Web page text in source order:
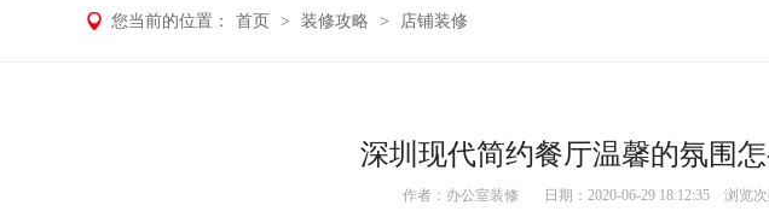
您当前的位置： 首页 > 装修攻略 > 店铺装修
深圳现代简约餐厅温馨的氛围
作者： 办公室装修 日期：2020-06-29 18:12:35 浏览次数